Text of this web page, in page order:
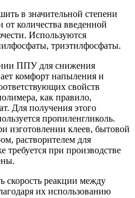
в значительной степени
количества введенной
Используются
триэтилфосфаты.
ППУ для снижения
комфорт напыления и
свойств
как правило,
Для получения этого
пропиленгликоль.
изготовлении клеев, бытовой
растворителем для
требуется при производстве
скорость реакции между
их использованию